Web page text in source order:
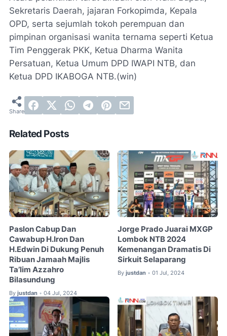
Sekretaris Daerah, jajaran Forkopimda, Kepala
OPD, serta sejumlah tokoh perempuan dan
pimpinan organisasi wanita ternama seperti Ketua
Tim Penggerak PKK, Ketua Dharma Wanita
Persatuan, Ketua Umum DPD IWAPI NTB, dan
Ketua DPD IKABOGA NTB.(win)
Related Posts
Paslon Cabup Dan
Cawabup H.Iron Dan
H.Edwin Di Dukung Penuh
Ribuan Jamaah Majlis
Ta’lim Azzahro
Bilasundung
By justdan • 04 Jul, 2024
Jorge Prado Juarai MXGP
Lombok NTB 2024
Kemenangan Dramatis Di
Sirkuit Selaparang
By justdan • 01 Jul, 2024